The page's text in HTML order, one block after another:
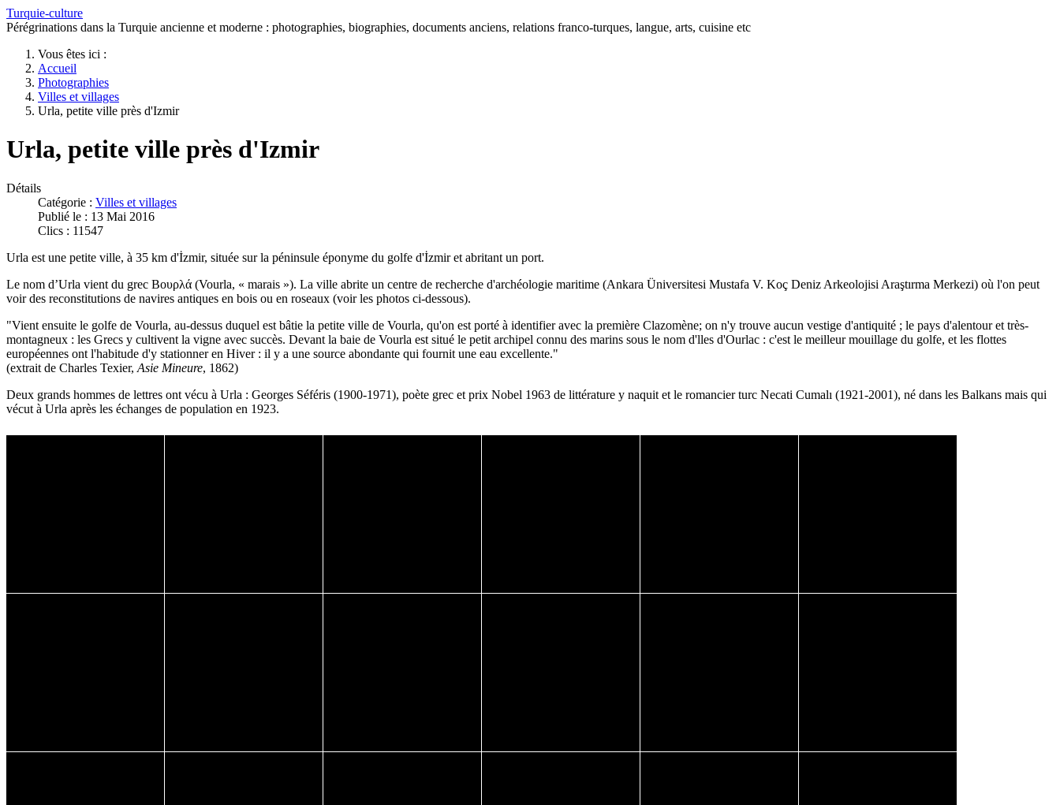
Turquie-culture
Pérégrinations dans la Turquie ancienne et moderne : photographies, biographies, documents anciens, relations franco-turques, langue, arts, cuisine etc
Vous êtes ici :
Accueil
Photographies
Villes et villages
Urla, petite ville près d'Izmir
Urla, petite ville près d'Izmir
Détails
Catégorie : Villes et villages
Publié le : 13 Mai 2016
Clics : 11547
Urla est une petite ville, à 35 km d'İzmir, située sur la péninsule éponyme du golfe d'İzmir et abritant un port.
Le nom d’Urla vient du grec Βουρλά (Vourla, « marais »). La ville abrite un centre de recherche d'archéologie maritime (Ankara Üniversitesi Mustafa V. Koç Deniz Arkeolojisi Araştırma Merkezi) où l'on peut
voir des reconstitutions de navires antiques en bois ou en roseaux (voir les photos ci-dessous).
"Vient ensuite le golfe de Vourla, au-dessus duquel est bâtie la petite ville de Vourla, qu'on est porté à identifier avec la première Clazomène; on n'y trouve aucun vestige d'antiquité ; le pays d'alentour et très-
montagneux : les Grecs y cultivent la vigne avec succès. Devant la baie de Vourla est situé le petit archipel connu des marins sous le nom d'lles d'Ourlac : c'est le meilleur mouillage du golfe, et les flottes
européennes ont l'habitude d'y stationner en Hiver : il y a une source abondante qui fournit une eau excellente."
(extrait de Charles Texier, Asie Mineure, 1862)
Deux grands hommes de lettres ont vécu à Urla : Georges Séféris (1900-1971), poète grec et prix Nobel 1963 de littérature y naquit et le romancier turc Necati Cumalı (1921-2001), né dans les Balkans mais qui
vécut à Urla après les échanges de population en 1923.